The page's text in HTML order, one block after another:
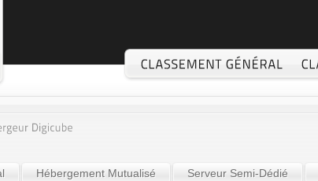
Hébergement Mutualisé Serveur Semi-Dédié